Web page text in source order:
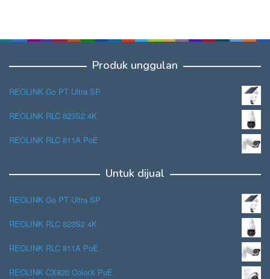
Produk unggulan
REOLINK Go PT Ultra SP
REOLINK RLC 823S2 4K
REOLINK RLC 811A PoE
Untuk dijual
REOLINK Go PT Ultra SP
REOLINK RLC 823S2 4K
REOLINK RLC 811A PoE
REOLINK CX820 ColorX PoE